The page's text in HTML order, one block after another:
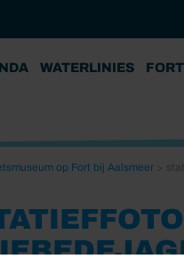
WATERLINIES
op Fort bij Aalsmeer